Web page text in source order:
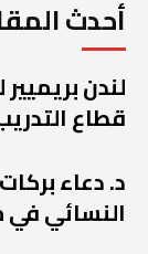
أحدث
لندن
قطاع
د. دعاء
النسائي في